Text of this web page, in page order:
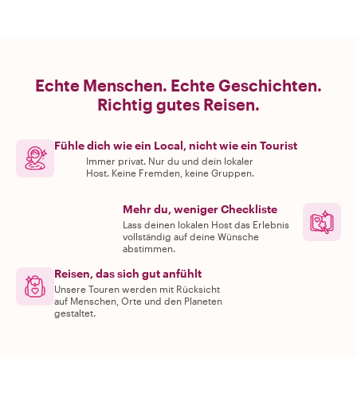
Echte Menschen. Echte Geschichten.
Richtig gutes Reisen.
Fühle dich wie ein Local, nicht wie ein Tourist
Immer privat. Nur du und dein lokaler
Host. Keine Fremden, keine Gruppen.
Mehr du, weniger Checkliste
Lass deinen lokalen Host das Erlebnis
vollständig auf deine Wünsche
abstimmen.
Reisen, das sich gut anfühlt
Unsere Touren werden mit Rücksicht
auf Menschen, Orte und den Planeten
gestaltet.